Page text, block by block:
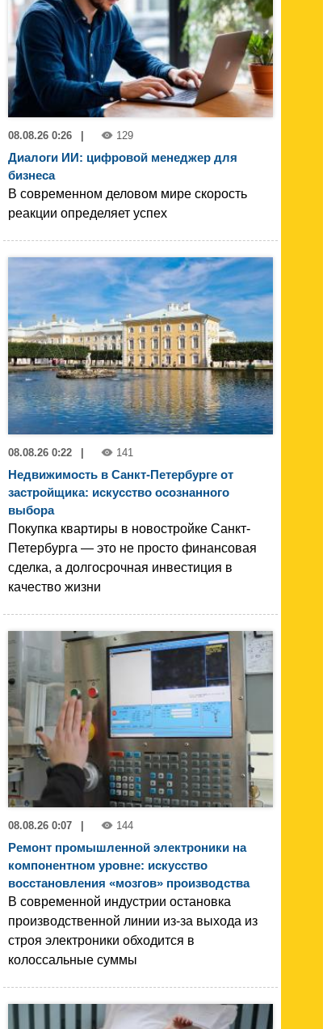
08.08.26 0:26 129
Диалоги ИИ: цифровой менеджер для
бизнеса
В современном деловом мире скорость
реакции определяет успех
08.08.26 0:22 141
Недвижимость в Санкт-Петербурге от
застройщика: искусство осознанного
выбора
Покупка квартиры в новостройке Санкт-
Петербурга — это не просто финансовая
сделка, а долгосрочная инвестиция в
качество жизни
08.08.26 0:07 144
Ремонт промышленной электроники на
компонентном уровне: искусство
восстановления «мозгов» производства
В современной индустрии остановка
производственной линии из-за выхода из
строя электроники обходится в
колоссальные суммы